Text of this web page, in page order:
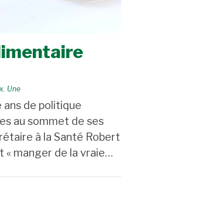
, Une
ans de politique
au sommet de ses
à la Santé Robert
« manger de la vraie…